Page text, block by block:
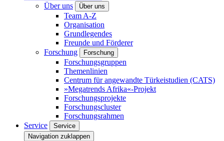
Über uns
Über uns
Team A-Z
Organisation
Grundlegendes
Freunde und Förderer
Forschung
Forschung
Forschungsgruppen
Themenlinien
Centrum für angewandte Türkeistudien (CATS)
»Megatrends Afrika«-Projekt
Forschungsprojekte
Forschungscluster
Forschungsrahmen
Service
Service
Navigation zuklappen